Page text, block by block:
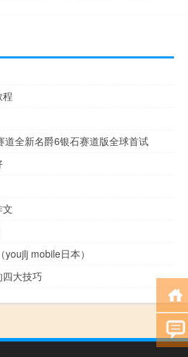
全新名爵6银石赛道版全球首试
mobile日本）
大技巧